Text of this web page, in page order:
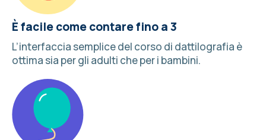
È facile come contare fino a 3
L’interfaccia semplice del corso di dattilografia è
ottima sia per gli adulti che per i bambini.